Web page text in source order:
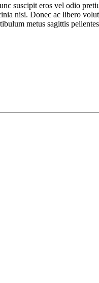
suscipit eros vel odio
nisi. Donec ac libero
metus sagittis